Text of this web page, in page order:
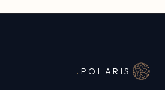
POLARIS
.